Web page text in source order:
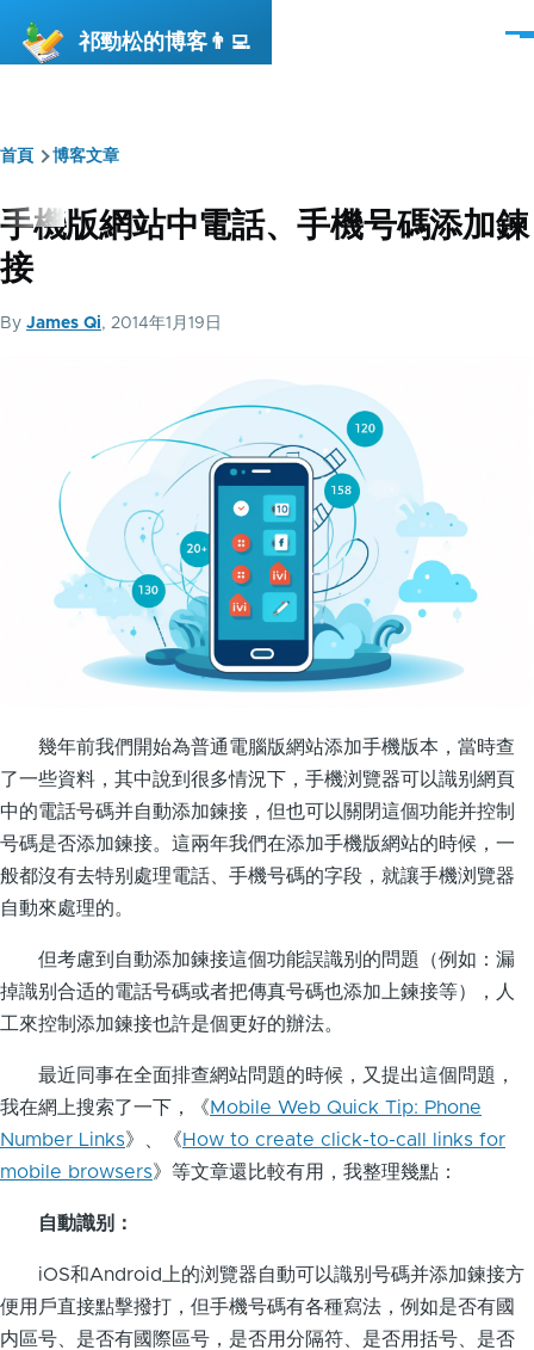
祁勁松的博客👨‍💻
選
導
航
連
結
首頁 博客文章
手機版網站中電話、手機号碼添加鍊
接
By James Qi, 2014年1月19日
幾年前我們開始為普通電腦版網站添加手機版本，當時查
了一些資料，其中說到很多情況下，手機浏覽器可以識别網頁
中的電話号碼并自動添加鍊接，但也可以關閉這個功能并控制
号碼是否添加鍊接。這兩年我們在添加手機版網站的時候，一
般都沒有去特别處理電話、手機号碼的字段，就讓手機浏覽器
自動來處理的。
但考慮到自動添加鍊接這個功能誤識别的問題（例如：漏
掉識别合适的電話号碼或者把傳真号碼也添加上鍊接等），人
工來控制添加鍊接也許是個更好的辦法。
最近同事在全面排查網站問題的時候，又提出這個問題，
我在網上搜索了一下，《 Mobile Web Quick Tip: Phone
Number Links》、《 How to create click-to-call links for
mobile browsers》等文章還比較有用，我整理幾點：
自動識别：
iOS和Android上的浏覽器自動可以識别号碼并添加鍊接方
便用戶直接點擊撥打，但手機号碼有各種寫法，例如是否有國
内區号、是否有國際區号，是否用分隔符、是否用括号、是否